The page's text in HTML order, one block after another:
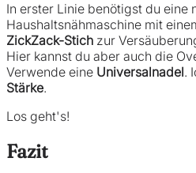
In erster Linie benötigst du eine
Haushaltsnähmaschine mit
ZickZack-Stich zur
Hier kannst du aber auch die
Verwende eine Universalnadel.
Stärke.
Los geht's!
Fazit